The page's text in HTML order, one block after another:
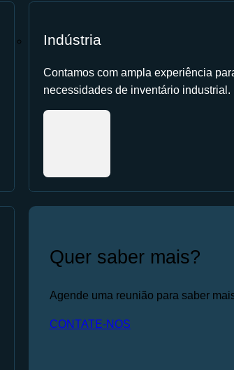
Indústria
Contamos com ampla experiência
necessidades de inventário industrial.
Quer saber mais?
Agende uma reunião para saber
CONTATE-NOS